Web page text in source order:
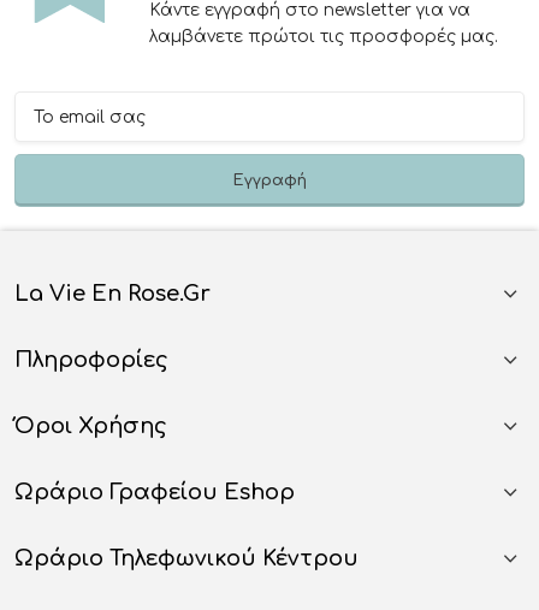
Κάντε εγγραφή στο newsletter για να
λαμβάνετε πρώτοι τις προσφορές μας.
La Vie En Rose.gr
Πληροφορίες
Όροι Χρήσης
Ωράριο Γραφείου Eshop
Ωράριο Τηλεφωνικού Κέντρου